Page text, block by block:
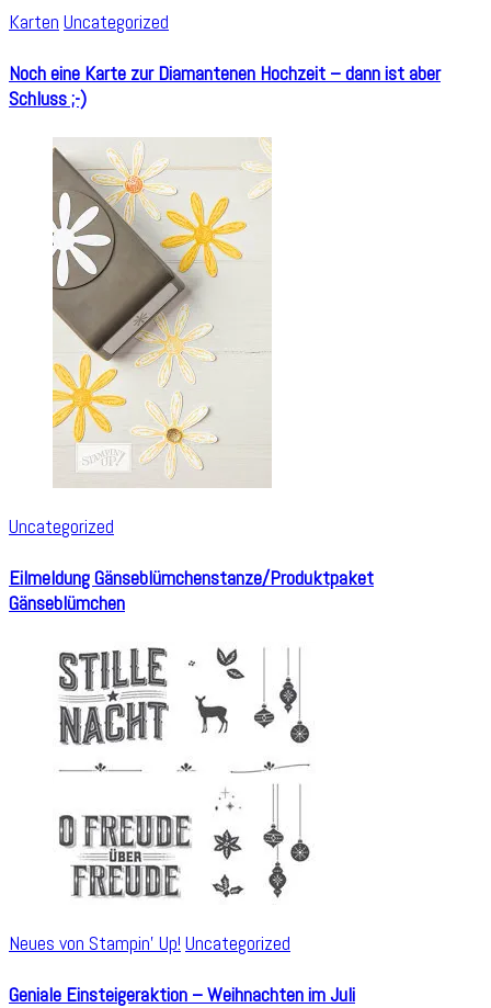
Karten Uncategorized
Noch eine Karte zur Diamantenen Hochzeit – dann ist aber
Schluss ;-)
Uncategorized
Eilmeldung Gänseblümchenstanze/Produktpaket
Gänseblümchen
Neues von Stampin' Up! Uncategorized
Geniale Einsteigeraktion – Weihnachten im Juli